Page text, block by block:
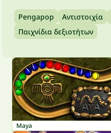
Pengapop Αντιστοιχία
Παιχνίδια δεξιοτήτων
Maya